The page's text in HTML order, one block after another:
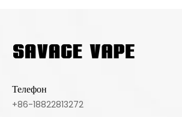
Телефон
+86-18822813272